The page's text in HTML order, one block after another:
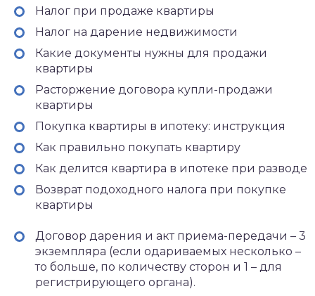
Налог при продаже квартиры
Налог на дарение недвижимости
Какие документы нужны для продажи
квартиры
Расторжение договора купли-продажи
квартиры
Покупка квартиры в ипотеку: инструкция
Как правильно покупать квартиру
Как делится квартира в ипотеке при разводе
Возврат подоходного налога при покупке
квартиры
Договор дарения и акт приема-передачи – 3
экземпляра (если одариваемых несколько –
то больше, по количеству сторон и 1 – для
регистрирующего органа).